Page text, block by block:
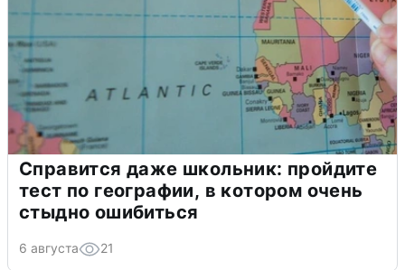
Справится даже школьник: пройдите
тест по географии, в котором очень
стыдно ошибиться
6 августа 21